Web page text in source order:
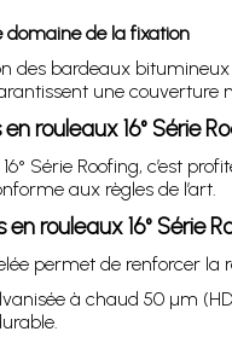
domaine de la fixation
des bardeaux
une couverture
rouleaux 16° Série
Série Roofing, c’est
aux règles de l’art.
rouleaux 16° Série
permet de renforcer la
à chaud 50 µm